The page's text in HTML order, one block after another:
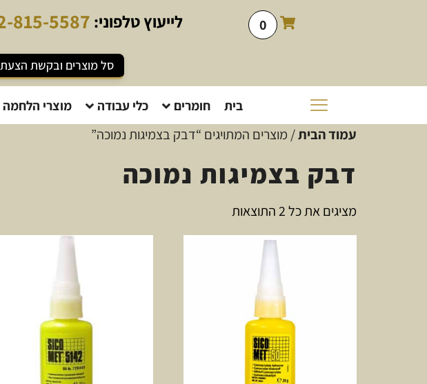
0 לייעוץטלפוני: -815-5587
סל מוצרים ובקשת
בית חומרים כלי עבודה מוצרי הלחמה
עמוד הבית/ מוצרים המתויגים “דבק בצמיגות נמוכה”
דבק בצמיגות נמוכה
מציגים את כל ⁦2⁩ התוצאות